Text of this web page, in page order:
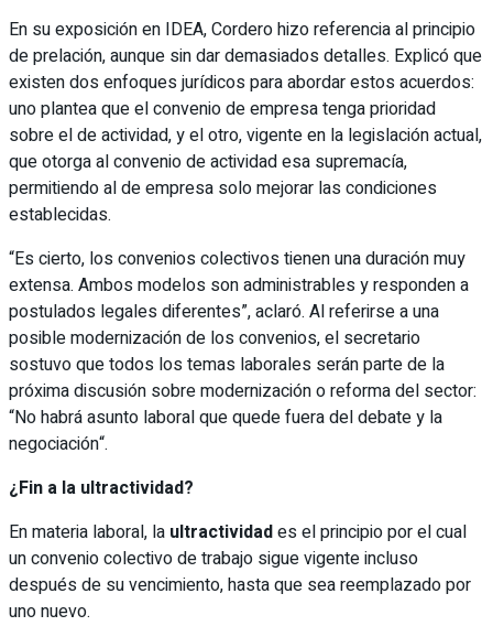
En su exposición en IDEA, Cordero hizo referencia al principio
de prelación, aunque sin dar demasiados detalles. Explicó que
existen dos enfoques jurídicos para abordar estos acuerdos:
uno plantea que el convenio de empresa tenga prioridad
sobre el de actividad, y el otro, vigente en la legislación actual,
que otorga al convenio de actividad esa supremacía,
permitiendo al de empresa solo mejorar las condiciones
establecidas.
“Es cierto, los convenios colectivos tienen una duración muy
extensa. Ambos modelos son administrables y responden a
postulados legales diferentes”, aclaró. Al referirse a una
posible modernización de los convenios, el secretario
sostuvo que todos los temas laborales serán parte de la
próxima discusión sobre modernización o reforma del sector:
“No habrá asunto laboral que quede fuera del debate y la
negociación“.
¿Fin a la ultractividad?
En materia laboral, la ultractividades el principio por el cual
un convenio colectivo de trabajo sigue vigente incluso
después de su vencimiento, hasta que sea reemplazado por
uno nuevo.